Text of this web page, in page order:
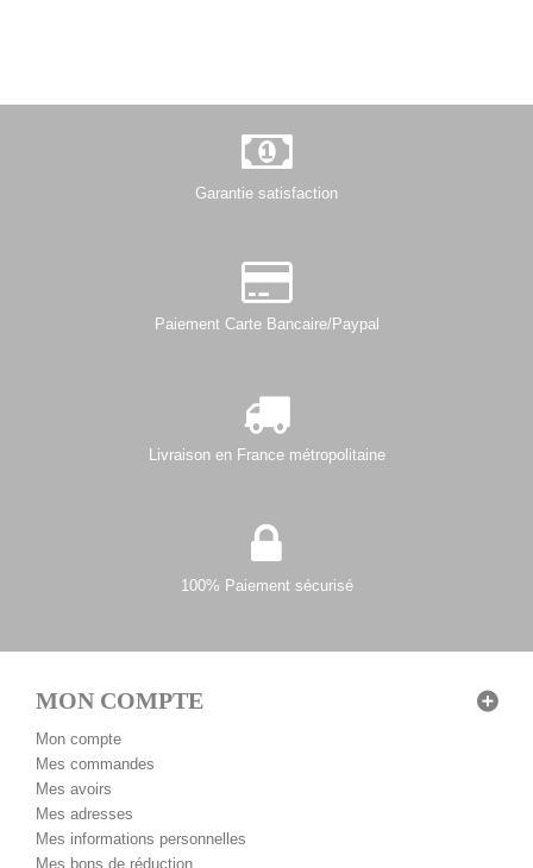
Garantie satisfaction
Paiement Carte Bancaire/Paypal
Livraison en France métropolitaine
100% Paiement sécurisé
MON COMPTE
Mon compte
Mes commandes
Mes avoirs
Mes adresses
Mes informations personnelles
Mes bons de réduction